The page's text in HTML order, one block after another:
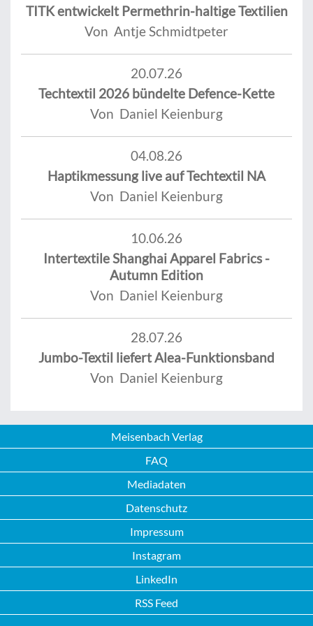
TITK entwickelt Permethrin-haltige Textilien
Von Antje Schmidtpeter
20.07.26
Techtextil 2026 bündelte Defence-Kette
Von Daniel Keienburg
04.08.26
Haptikmessung live auf Techtextil NA
Von Daniel Keienburg
10.06.26
Intertextile Shanghai Apparel Fabrics -
Autumn Edition
Von Daniel Keienburg
28.07.26
Jumbo-Textil liefert Alea-Funktionsband
Von Daniel Keienburg
Meisenbach Verlag
FAQ
Mediadaten
Datenschutz
Impressum
Instagram
LinkedIn
RSS Feed